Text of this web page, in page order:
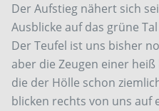
Der Aufstieg nähert sich
Ausblicke auf das grüne
Der Teufel ist uns bisher
aber die Zeugen einer
die der Hölle schon
blicken rechts von uns auf